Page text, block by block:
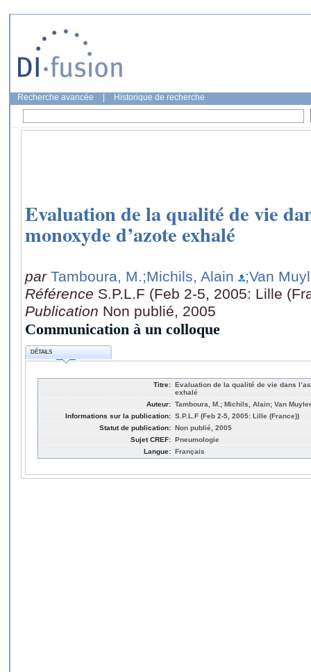
Recherche avancée Historique de recherche
Evaluation de la qualité de vie
monoxyde d’azote exhalé
par Tamboura, M.;Michils, Alain
;Van
Référence S.P.L.F (Feb 2-5, 2005: Lille
Publication Non publié, 2005
Communication à un colloque
DÉTAILS
Titre: Evaluation de la qualité de vie dans
exhalé
Auteur: Tamboura, M.; Michils, Alain; Van
Informations sur la publication: S.P.L.F (Feb 2-5, 2005: Lille (France))
Statut de publication: Non publié, 2005
Sujet CREF: Pneumologie
Langue: Français